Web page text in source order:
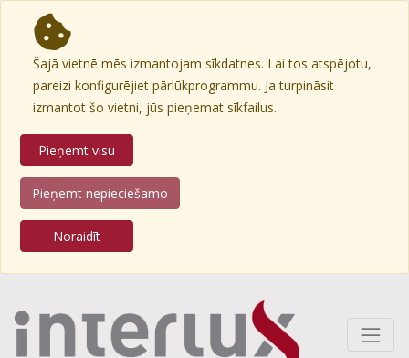
Šajā vietnē mēs izmantojam sīkdatnes. Lai tos atspējotu,
pareizi konfigurējiet pārlūkprogrammu. Ja turpināsit
izmantot šo vietni, jūs pieņemat sīkfailus.
Pieņemt visu
Pieņemt nepieciešamo
Noraidīt